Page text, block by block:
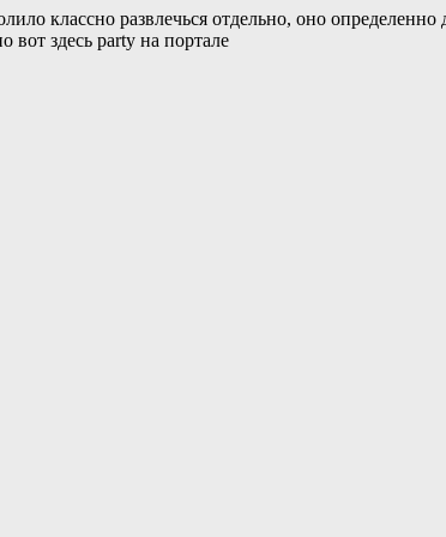
классно развлечься отдельно, оно
вот здесь party на портале